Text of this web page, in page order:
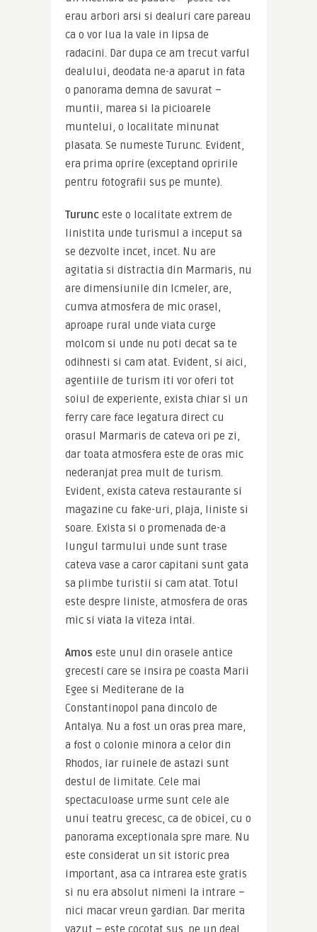
erau arbori arsi si dealuri care pareau
ca o vor lua la vale in lipsa de
radacini. Dar dupa ce am trecut varful
dealului, deodata ne-a aparut in fata
o panorama demna de savurat –
muntii, marea si la picioarele
muntelui, o localitate minunat
plasata. Se numeste Turunc. Evident,
era prima oprire (exceptand opririle
pentru fotografii sus pe munte).
Turunc este o localitate extrem de
linistita unde turismul a inceput sa
se dezvolte incet, incet. Nu are
agitatia si distractia din Marmaris, nu
are dimensiunile din Icmeler, are,
cumva atmosfera de mic orasel,
aproape rural unde viata curge
molcom si unde nu poti decat sa te
odihnesti si cam atat. Evident, si aici,
agentiile de turism iti vor oferi tot
soiul de experiente, exista chiar si un
ferry care face legatura direct cu
orasul Marmaris de cateva ori pe zi,
dar toata atmosfera este de oras mic
nederanjat prea mult de turism.
Evident, exista cateva restaurante si
magazine cu fake-uri, plaja, liniste si
soare. Exista si o promenada de-a
lungul tarmului unde sunt trase
cateva vase a caror capitani sunt gata
sa plimbe turistii si cam atat. Totul
este despre liniste, atmosfera de oras
mic si viata la viteza intai.
Amos este unul din orasele antice
grecesti care se insira pe coasta Marii
Egee si Mediterane de la
Constantinopol pana dincolo de
Antalya. Nu a fost un oras prea mare,
a fost o colonie minora a celor din
Rhodos, iar ruinele de astazi sunt
destul de limitate. Cele mai
spectaculoase urme sunt cele ale
unui teatru grecesc, ca de obicei, cu o
panorama exceptionala spre mare. Nu
este considerat un sit istoric prea
important, asa ca intrarea este gratis
si nu era absolut nimeni la intrare –
nici macar vreun gardian. Dar merita
vazut – este cocotat sus, pe un deal